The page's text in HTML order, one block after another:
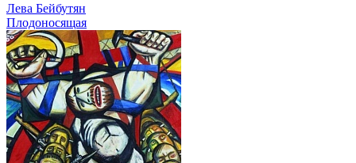
Лева Бейбутян
Плодоносящая